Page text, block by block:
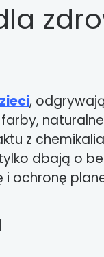
,
z
dbają o
i ochronę